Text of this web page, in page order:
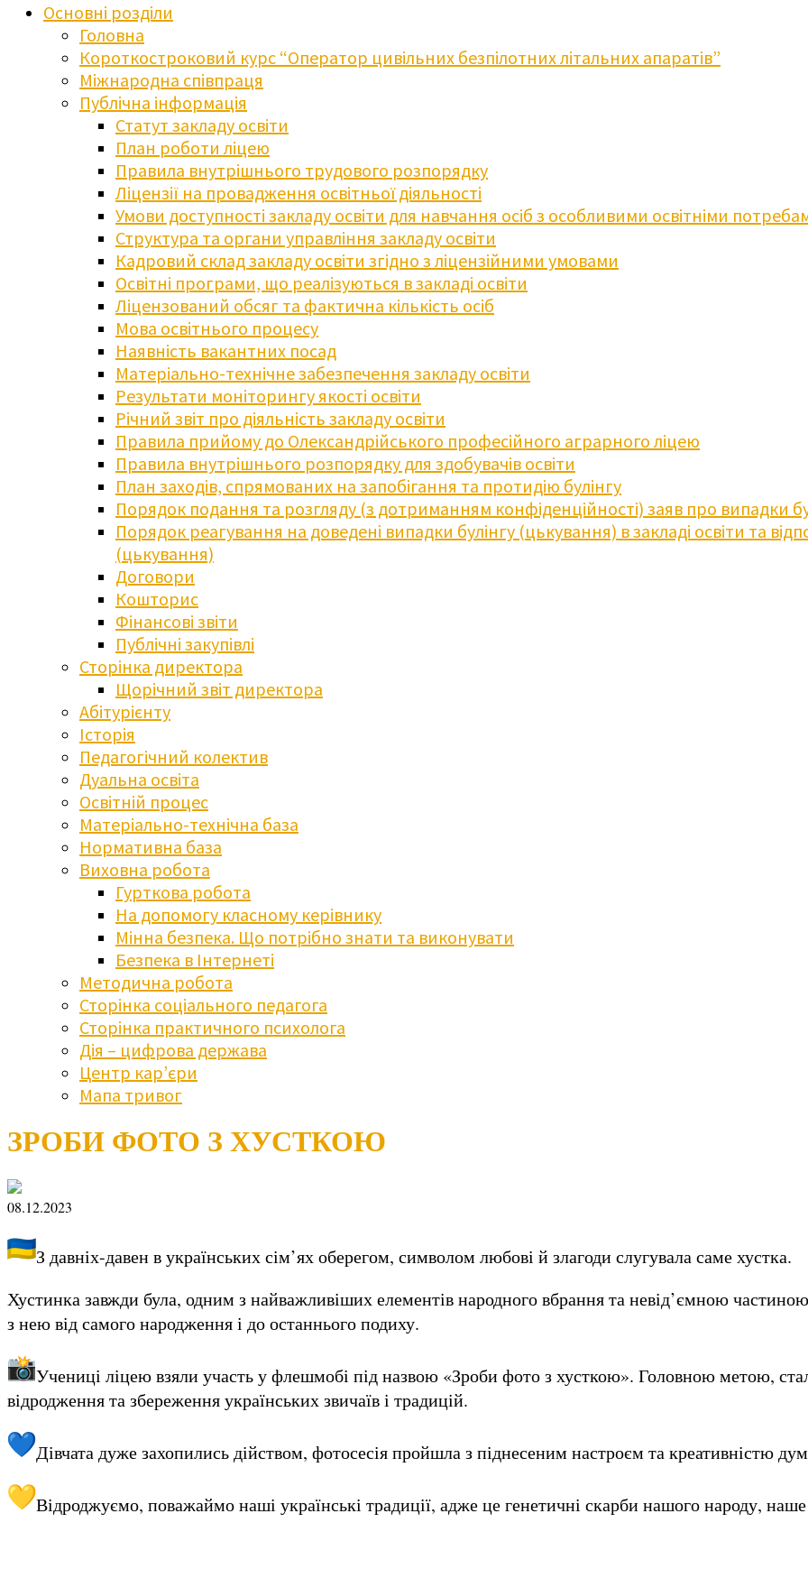
Основні розділи
Головна
Короткостроковий курс “Оператор цивільних безпілотних літальних апаратів”
Міжнародна співпраця
Публічна інформація
Статут закладу освіти
План роботи ліцею
Правила внутрішнього трудового розпорядку
Ліцензії на провадження освітньої діяльності
Умови доступності закладу освіти для навчання осіб з особливими освітніми
Структура та органи управління закладу освіти
Кадровий склад закладу освіти згідно з ліцензійними умовами
Освітні програми, що реалізуються в закладі освіти
Ліцензований обсяг та фактична кількість осіб
Мова освітнього процесу
Наявність вакантних посад
Матеріально-технічне забезпечення закладу освіти
Результати моніторингу якості освіти
Річний звіт про діяльність закладу освіти
Правила прийому до Олександрійського професійного аграрного ліцею
Правила внутрішнього розпорядку для здобувачів освіти
План заходів, спрямованих на запобігання та протидію булінгу
Порядок подання та розгляду (з дотриманням конфіденційності) заяв про випадки
Порядок реагування на доведені випадки булінгу (цькування) в закладі освіти та
(цькування)
Договори
Кошторис
Фінансові звіти
Публічні закупівлі
Сторінка директора
Щорічний звіт директора
Абітурієнту
Історія
Педагогічний колектив
Дуальна освіта
Освітній процес
Матеріально-технічна база
Нормативна база
Виховна робота
Гурткова робота
На допомогу класному керівнику
Мінна безпека. Що потрібно знати та виконувати
Безпека в Інтернеті
Методична робота
Сторінка соціального педагога
Сторінка практичного психолога
Дія – цифрова держава
Центр кар’єри
Мапа тривог
ЗРОБИ ФОТО З ХУСТКОЮ
08.12.2023
З давніх-давен в українських сім’ях оберегом, символом любові й злагоди слугувала саме хустка.
Хустинка завжди була, одним з найважливіших елементів народного вбрання та невід’ємною
з нею від самого народження і до останнього подиху.
Учениці ліцею взяли участь у флешмобі під назвою «Зроби фото з хусткою». Головною метою,
відродження та збереження українських звичаїв і традицій.
Дівчата дуже захопились дійством, фотосесія пройшла з піднесеним настроєм та креативністю
Відроджуємо, поважаймо наші українські традиції, адже це генетичні скарби нашого народу,